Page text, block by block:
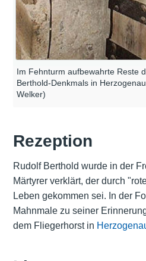
Im Fehnturm aufbewahrte Reste
Berthold-Denkmals in
Welker)
Rezeption
Rudolf Berthold wurde in der
Märtyrer verklärt, der durch
Leben gekommen sei. In der
Mahnmale zu seiner
dem Fliegerhorst in